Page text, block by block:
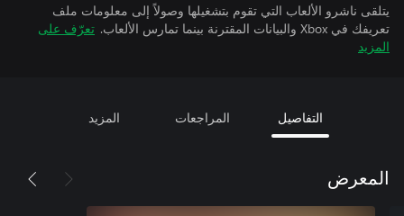
يتلقى ناشرو الألعاب التي تقوم بتشغيلها وصولاً إلى معلومات ملف
تعريفك في Xbox والبيانات المقترنة بينما تمارس الألعاب.
تعرّف على
المزيد
التفاصيل المراجعات المزيد
المعرض